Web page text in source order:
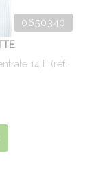
0650340
14 L (réf :